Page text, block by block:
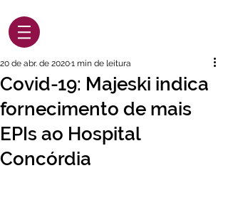
Covid-19: Majeski indica
fornecimento de mais
EPIs ao Hospital
Concórdia
20 de abr. de 20201 min de leitura